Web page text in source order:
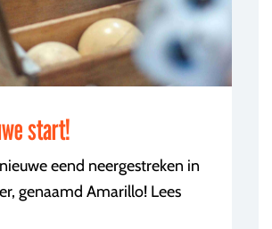
start!
eend neergestreken in
genaamd Amarillo! Lees